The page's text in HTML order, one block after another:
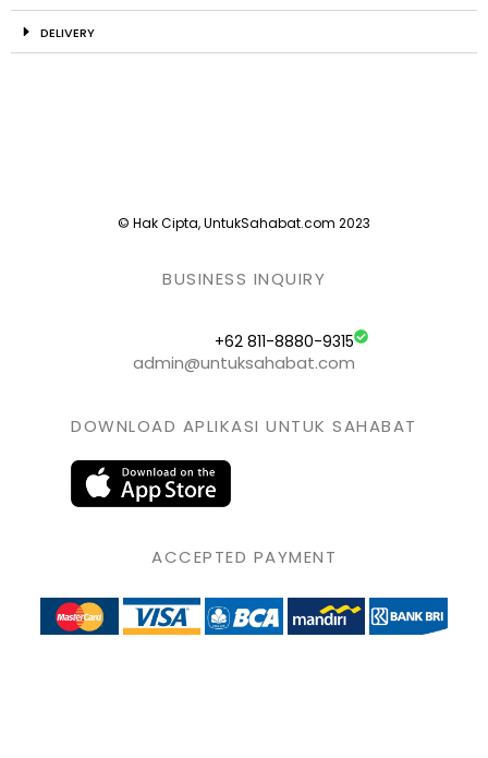
DELIVERY
© Hak Cipta, UntukSahabat.com 2023
BUSINESS INQUIRY
+62 811-8880-9315
admin@untuksahabat.com
DOWNLOAD APLIKASI UNTUK SAHABAT
ACCEPTED PAYMENT